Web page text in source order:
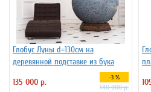
Глобус Луны d=130см на
деревянной подставке из бука
135 000 р.
-3 %
140 000 р.